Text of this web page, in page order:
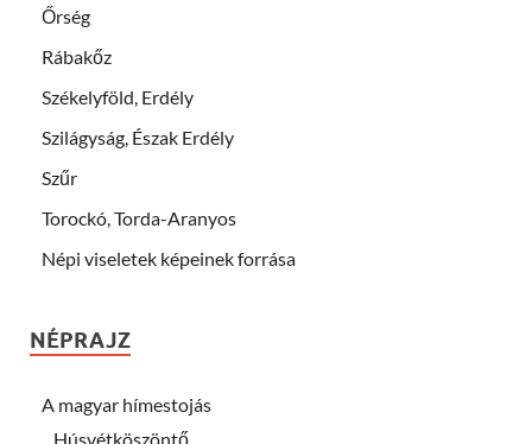
Őrség
Rábakőz
Székelyföld, Erdély
Szilágyság, Észak Erdély
Szűr
Torockó, Torda-Aranyos
Népi viseletek képeinek forrása
NÉPRAJZ
A magyar hímestojás
Húsvétköszöntő